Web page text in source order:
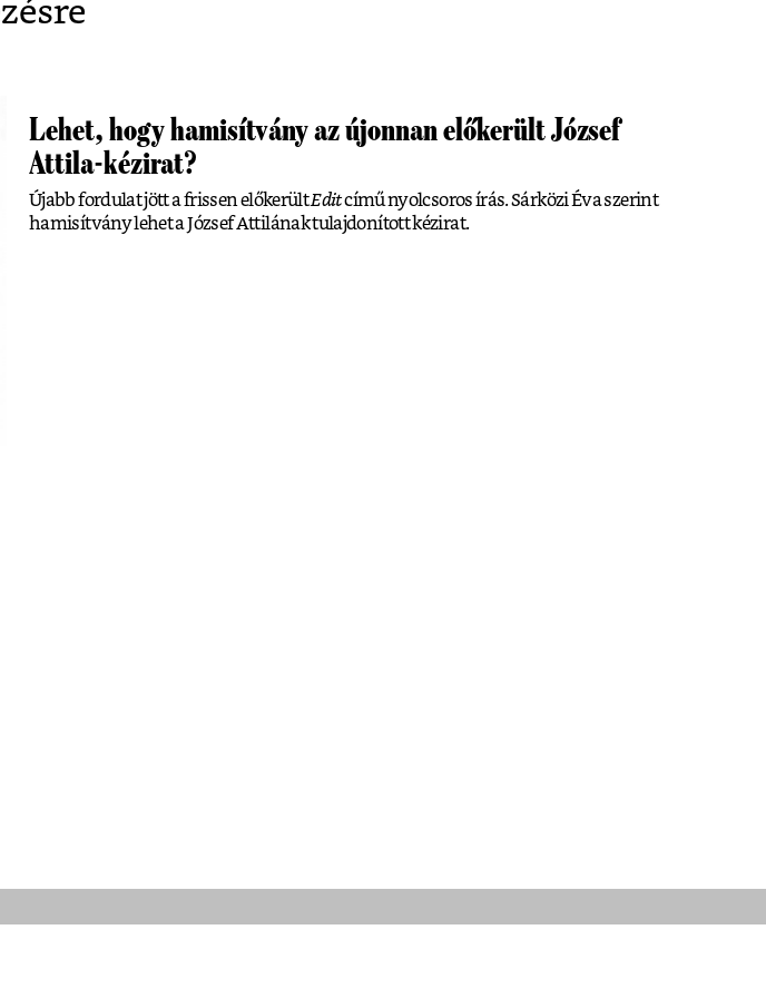
Lehet, hogy hamisítvány az újonnan előkerült József
Attila-kézirat?
Újabb fordulat jött a frissen előkerültEditcímű nyolcsoros írás. Sárközi Éva szerint
hamisítvány lehet a József Attilának tulajdonított kézirat.